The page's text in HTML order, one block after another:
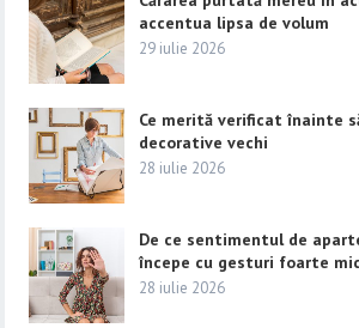
accentua lipsa de volum
29 iulie 2026
Ce merită verificat înainte
decorative vechi
28 iulie 2026
De ce sentimentul de
începe cu gesturi foarte
28 iulie 2026